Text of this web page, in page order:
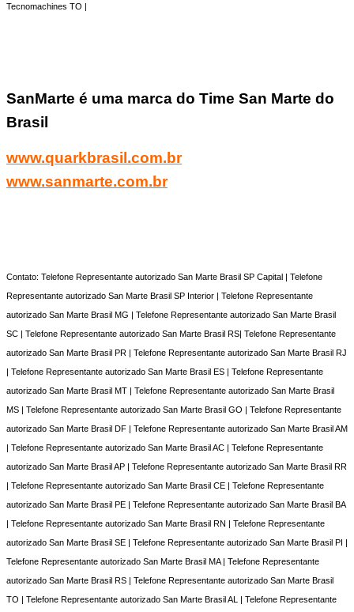
Tecnomachines TO |
SanMarte é uma marca do Time San Marte do
Brasil
www.quarkbrasil.com.br
www.sanmarte.com.br
Contato: Telefone Representante autorizado San Marte Brasil SP Capital | Telefone
Representante autorizado San Marte Brasil SP Interior | Telefone Representante
autorizado San Marte Brasil MG | Telefone Representante autorizado San Marte Brasil
SC | Telefone Representante autorizado San Marte Brasil RS| Telefone Representante
autorizado San Marte Brasil PR | Telefone Representante autorizado San Marte Brasil RJ
| Telefone Representante autorizado San Marte Brasil ES | Telefone Representante
autorizado San Marte Brasil MT | Telefone Representante autorizado San Marte Brasil
MS | Telefone Representante autorizado San Marte Brasil GO | Telefone Representante
autorizado San Marte Brasil DF | Telefone Representante autorizado San Marte Brasil AM
| Telefone Representante autorizado San Marte Brasil AC | Telefone Representante
autorizado San Marte Brasil AP | Telefone Representante autorizado San Marte Brasil RR
| Telefone Representante autorizado San Marte Brasil CE | Telefone Representante
autorizado San Marte Brasil PE | Telefone Representante autorizado San Marte Brasil BA
| Telefone Representante autorizado San Marte Brasil RN | Telefone Representante
autorizado San Marte Brasil SE | Telefone Representante autorizado San Marte Brasil PI |
Telefone Representante autorizado San Marte Brasil MA | Telefone Representante
autorizado San Marte Brasil RS | Telefone Representante autorizado San Marte Brasil
TO | Telefone Representante autorizado San Marte Brasil AL | Telefone Representante